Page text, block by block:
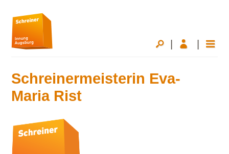
User account menu | |
Schreinermeisterin Eva-
Maria Rist